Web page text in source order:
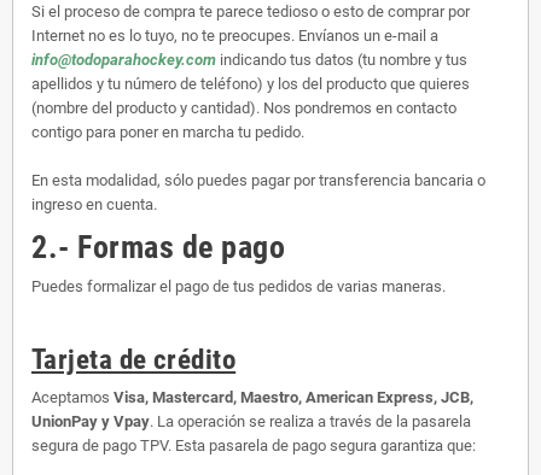
Si el proceso de compra te parece tedioso o esto de comprar por
Internet no es lo tuyo, no te preocupes. Envíanos un e-mail a
info@todoparahockey.com indicando tus datos (tu nombre y tus
apellidos y tu número de teléfono) y los del producto que quieres
(nombre del producto y cantidad). Nos pondremos en contacto
contigo para poner en marcha tu pedido.
En esta modalidad, sólo puedes pagar por transferencia bancaria o
ingreso en cuenta.
2.- Formas de pago
Puedes formalizar el pago de tus pedidos de varias maneras.
Tarjeta de crédito
Aceptamos Visa, Mastercard, Maestro, American Express, JCB,
UnionPay y Vpay. La operación se realiza a través de la pasarela
segura de pago TPV. Esta pasarela de pago segura garantiza que: